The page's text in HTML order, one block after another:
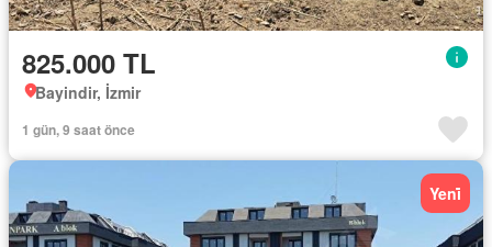
825.000 TL
Bayindir, İzmir
1 gün, 9 saat önce
Yeni̇